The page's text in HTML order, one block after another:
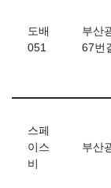
도배
051
부산
67번
스페
이스
비
부산